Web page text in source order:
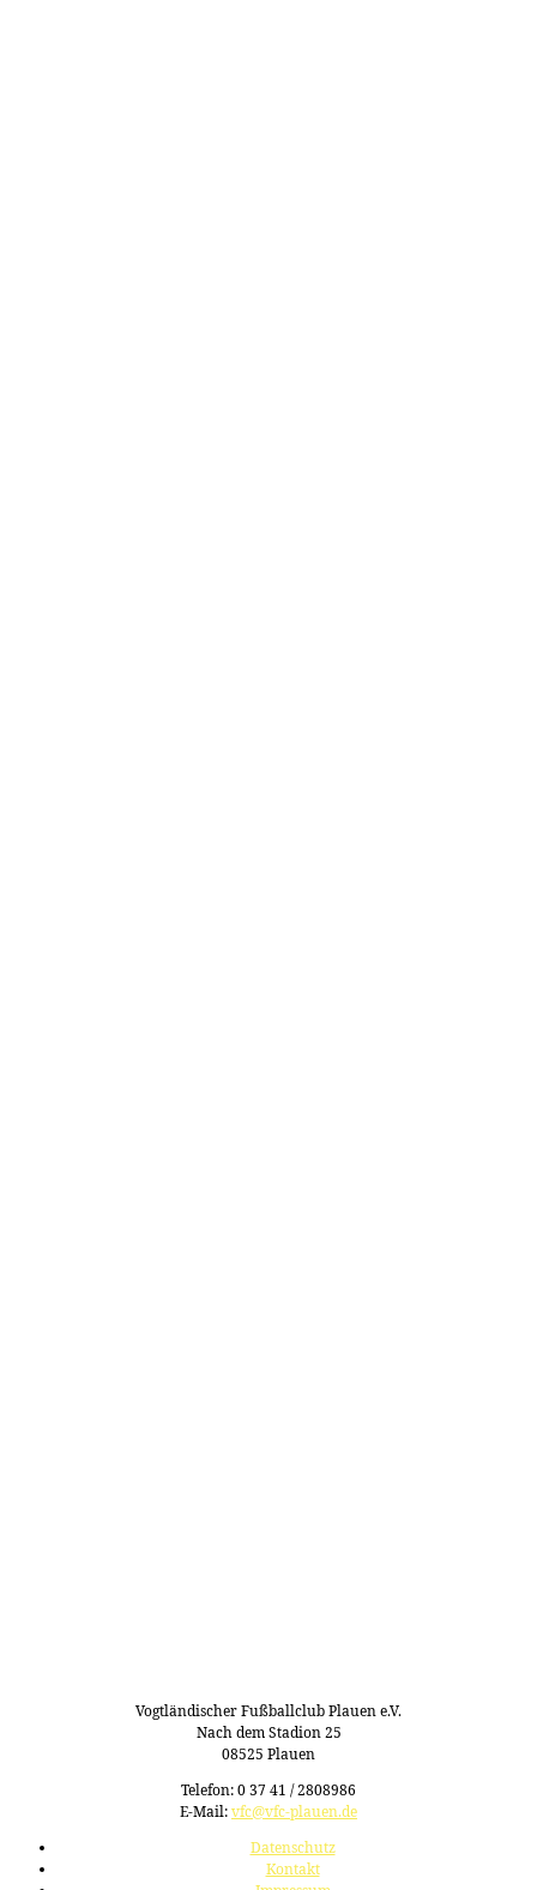
Vogtländischer Fußballclub Plauen e.V.
Nach dem Stadion 25
08525 Plauen
Telefon: 0 37 41 / 2808986
E-Mail:vfc@vfc-plauen.de
Datenschutz
Kontakt